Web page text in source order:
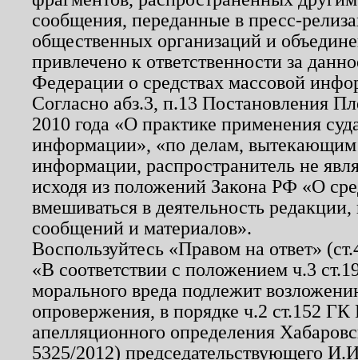
сообщения, переданные в пресс-
общественных организаций и
привлечено к ответственности за
Федерации о средствах массовой
Согласно абз.3, п.13 Постановления
2010 года «О практике применения
информации», «по делам, вытекающим
информации, распространитель не
исходя из положений Закона РФ «О
вмешиваться в деятельность
сообщений и материалов».
Воспользуйтесь «Правом на ответ»
«В соответствии с положением ч.3
морального вреда подлежит
опровержения, в порядке ч.2 ст.152
апелляционного определения
5325/2012) председательствующего